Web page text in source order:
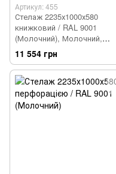
Артикул: 455
Стелаж 2235х1000х580
книжковий / RAL 9001
(Молочний), Молочний,
Молочний
11 554 грн